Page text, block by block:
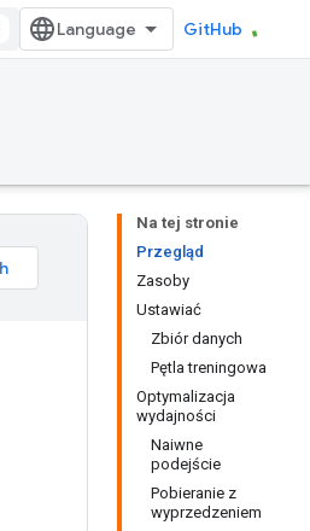
GitHub
Na tej stronie
Przegląd
Zasoby
Ustawiać
Zbiór danych
Pętla treningowa
Optymalizacja
wydajności
Naiwne
podejście
Pobieranie z
wyprzedzeniem